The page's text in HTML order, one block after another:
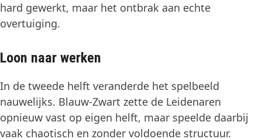
hard gewerkt, maar het ontbrak aan echte
overtuiging.
Loon naar werken
In de tweede helft veranderde het spelbeeld
nauwelijks. Blauw-Zwart zette de Leidenaren
opnieuw vast op eigen helft, maar speelde daarbij
vaak chaotisch en zonder voldoende structuur.